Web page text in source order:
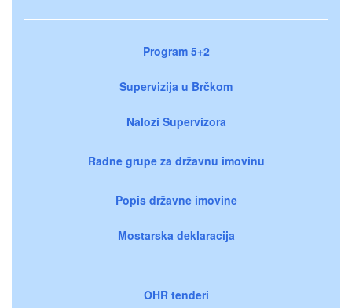
Program 5+2
Supervizija u Brčkom
Nalozi Supervizora
Radne grupe za državnu imovinu
Popis državne imovine
Mostarska deklaracija
OHR tenderi